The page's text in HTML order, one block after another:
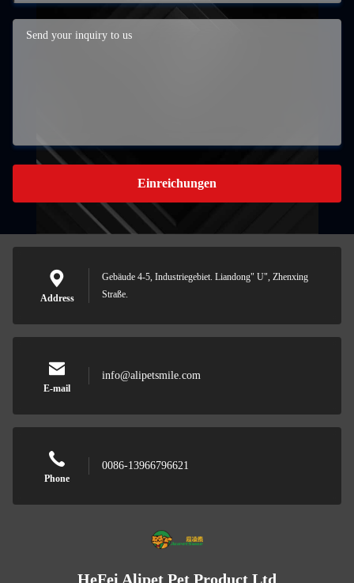
Einreichungen
Address
Gebäude 4-5, Industriegebiet. Liandong" U", Zhenxing
Straße.
E-mail
info@alipetsmile.com
Phone
0086-13966796621
HeFei Alipet Pet Product Ltd